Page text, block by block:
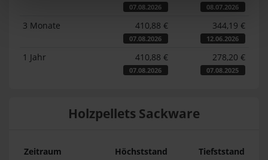
07.08.2026 08.07.2026
3 Monate 410,88 €
07.08.2026
344,19 €
12.06.2026
1 Jahr 410,88 €
07.08.2026
278,20 €
07.08.2025
Holzpellets Sackware
Zeitraum Höchststand
Tiefststand